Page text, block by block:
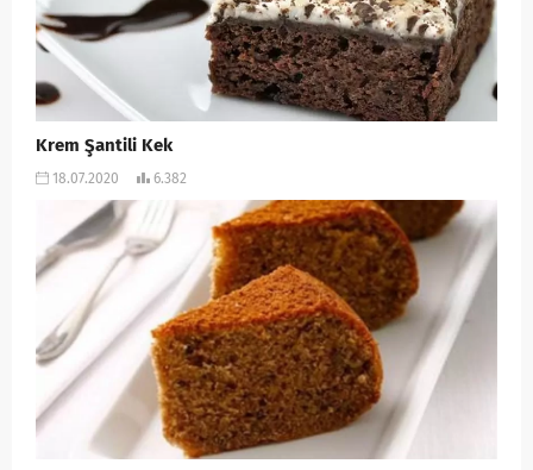
Krem Şantili Kek
18.07.2020 6.382